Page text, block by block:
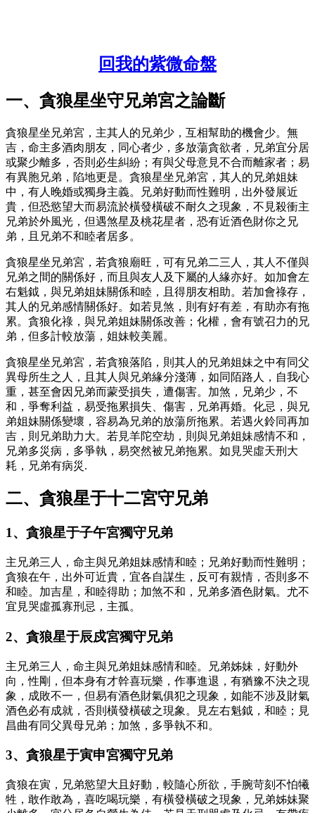
回我的紫微命盤
一、貪狼星坐守兄弟宮之論斷
貪狼星坐兄弟宮，主其人的兄弟少，互相幫助的機會少。無
吉，命主多酒肉朋友，同心者少，多放蕩貪欲者，兄弟宜分居
或聚少離多，否則必生糾紛；有與父母意見不合而離家者；易
有異胞兄弟，陷地更是。貪狼星坐兄弟宮，其人的兄弟姐妹
中，有人晚婚或獨身主義。兄弟好動而性難明，出外發展近
貴，但恐慾望大而易流於橫發橫破不耐久之現象，不見殺衝主
兄弟於外風光，但遇煞星及桃花星者，恐有近酒色財你之兄
弟，且兄弟不和睦者居多。
貪狼星坐兄弟宮，若貪狼廟旺，可有兄弟二三人，其人不僅與
兄弟之間的關係好，而且與友人及下屬的人緣亦好。如加會左
右魁鉞，與兄弟姐妹關係和睦，且得朋友相助。若加會祿存，
其人的兄弟感情關係好。如若見煞，則有好有差，有助亦有拖
累。貪狼化祿，與兄弟姐妹關係改善；化權，會有號召力的兄
弟，但多計較放蕩，姐妹較美麗。
貪狼星坐兄弟宮，若貪狼落陷，則其人的兄弟姐妹之中有同父
異母所生之人，且其人與兄弟緣分淺薄，如同陌路人，自我心
重，甚至會因兄弟而蒙受損失，遭傷害。加煞，兄弟少，不
和，爭奪利益，易受拖累損失、傷害，兄弟再婚。化忌，與兄
弟姐妹關係變壞，容易為兄弟的放蕩所拖累。若遇火鈴同再加
吉，則兄弟助力大。若見羊陀空劫，則與兄弟姐妹感情不和，
兄弟多災病，多爭執，易突然被兄弟拖累。如見哭虛天刑大
耗，兄弟有病災.
二、貪狼星于十二宮守兄弟
1、貪狼星于子午宮獨守兄弟
主兄弟三人，命主與兄弟姐妹感情和睦；兄弟好動而性難明；
貪狼在午，出外可近貴，宜各自謀生，反可有親情，否則多不
和睦。加吉星，和睦得助；加煞不和，兄弟多酒色財氣。尤不
宜見哭虛孤寡刑忌，主孤。
2、貪狼星于辰戍宮獨守兄弟
主兄弟三人，命主與兄弟姐妹感情和睦。兄弟姊妹，好動外
向，性剛，但本身有才幹喜玩樂，作事進退，有猶豫不決之現
象，成敗不一，但易有酒色財氣俱犯之現象，如能不涉及財氣
酒色必有成就，否則橫發橫破之現象。見左右魁鉞，和睦；見
昌曲有同父異母兄弟；加煞，多爭執不和。
3、貪狼星于寅申宮獨守兄弟
貪狼在寅，兄弟慾望大且好動，較隨心所欲，手腕苛刻不怕犧
牲，敢作敢為，喜吃喝玩樂，有橫發橫破之現象，兄弟姊妹聚